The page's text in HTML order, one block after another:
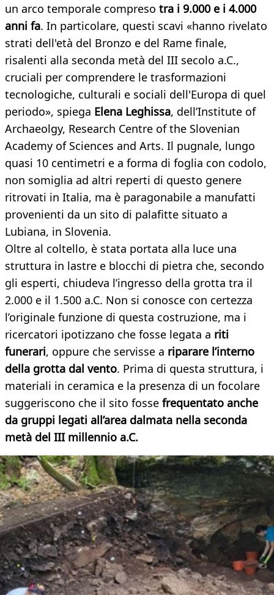
un arco temporale compreso tra i 9.000 e i 4.000
anni fa. In particolare, questi scavi «hanno rivelato
strati dell'età del Bronzo e del Rame finale,
risalenti alla seconda metà del III secolo a.C.,
cruciali per comprendere le trasformazioni
tecnologiche, culturali e sociali dell'Europa di quel
periodo», spiega Elena Leghissa, dell’Institute of
Archaeolgy, Research Centre of the Slovenian
Academy of Sciences and Arts. Il pugnale, lungo
quasi 10 centimetri e a forma di foglia con codolo,
non somiglia ad altri reperti di questo genere
ritrovati in Italia, ma è paragonabile a manufatti
provenienti da un sito di palafitte situato a
Lubiana, in Slovenia.
Oltre al coltello, è stata portata alla luce una
struttura in lastre e blocchi di pietra che, secondo
gli esperti, chiudeva l’ingresso della grotta tra il
2.000 e il 1.500 a.C. Non si conosce con certezza
l’originale funzione di questa costruzione, ma i
ricercatori ipotizzano che fosse legata a riti
funerari, oppure che servisse a riparare l’interno
della grotta dal vento. Prima di questa struttura, i
materiali in ceramica e la presenza di un focolare
suggeriscono che il sito fosse frequentato anche
da gruppi legati all’area dalmata nella seconda
metà del III millennio a.C.